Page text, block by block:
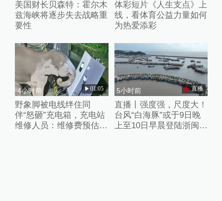
美国财长贝森特：霍尔木
兹海峡将逐步失去战略重
要性
体彩短片《人生支点》上
线，看体育公益力量如何
为热爱添彩
4小时前 01:05
野象脚被电线绊住同
伴“怒砸”充电箱，充电站
维修人员：维修费预估2
5小时前 直播
直播丨强度强，尺度大！
台风“白海豚”或于9日晚
上至10日早晨登陆浙闽沿